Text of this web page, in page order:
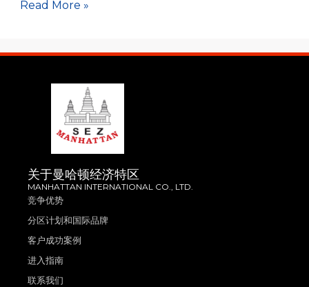
Read More »
关于曼哈顿经济特区
MANHATTAN INTERNATIONAL CO., LTD.
竞争优势
分区计划和国际品牌
客户成功案例
进入指南
联系我们